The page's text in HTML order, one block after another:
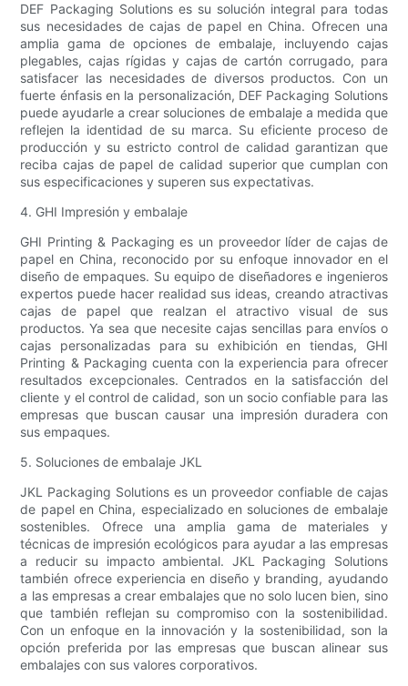
DEF Packaging Solutions es su solución integral para todas
sus necesidades de cajas de papel en China. Ofrecen una
amplia gama de opciones de embalaje, incluyendo cajas
plegables, cajas rígidas y cajas de cartón corrugado, para
satisfacer las necesidades de diversos productos. Con un
fuerte énfasis en la personalización, DEF Packaging Solutions
puede ayudarle a crear soluciones de embalaje a medida que
reflejen la identidad de su marca. Su eficiente proceso de
producción y su estricto control de calidad garantizan que
reciba cajas de papel de calidad superior que cumplan con
sus especificaciones y superen sus expectativas.
4. GHI Impresión y embalaje
GHI Printing & Packaging es un proveedor líder de cajas de
papel en China, reconocido por su enfoque innovador en el
diseño de empaques. Su equipo de diseñadores e ingenieros
expertos puede hacer realidad sus ideas, creando atractivas
cajas de papel que realzan el atractivo visual de sus
productos. Ya sea que necesite cajas sencillas para envíos o
cajas personalizadas para su exhibición en tiendas, GHI
Printing & Packaging cuenta con la experiencia para ofrecer
resultados excepcionales. Centrados en la satisfacción del
cliente y el control de calidad, son un socio confiable para las
empresas que buscan causar una impresión duradera con
sus empaques.
5. Soluciones de embalaje JKL
JKL Packaging Solutions es un proveedor confiable de cajas
de papel en China, especializado en soluciones de embalaje
sostenibles. Ofrece una amplia gama de materiales y
técnicas de impresión ecológicos para ayudar a las empresas
a reducir su impacto ambiental. JKL Packaging Solutions
también ofrece experiencia en diseño y branding, ayudando
a las empresas a crear embalajes que no solo lucen bien, sino
que también reflejan su compromiso con la sostenibilidad.
Con un enfoque en la innovación y la sostenibilidad, son la
opción preferida por las empresas que buscan alinear sus
embalajes con sus valores corporativos.